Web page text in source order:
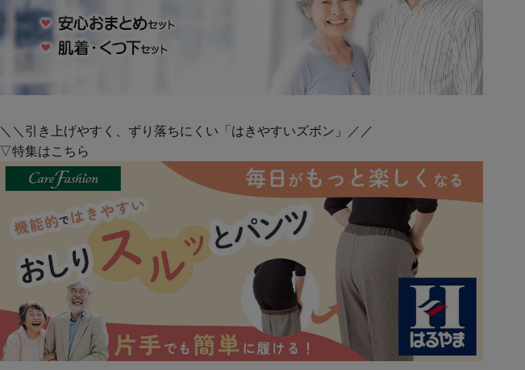
＼＼引き上げやすく、ずり落ちにくい「はきやすいズボン」／／
▽特集はこちら